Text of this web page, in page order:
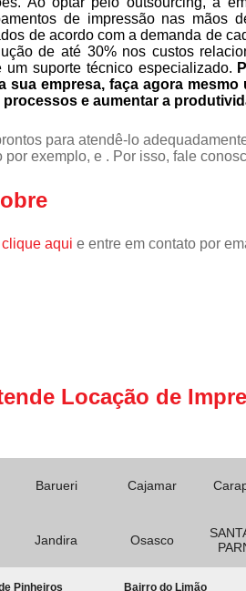
de impressão nas mãos
de acordo com a demanda de
de até 30% nos custos
suporte técnico especializado.
sua empresa, faça agora
e aumentar a
para atendê-lo
exemplo, e . Por isso, fale
clique aqui e entre em contato por
Locação de
Barueri Cajamar
Jandira Osasco
Pinheiros Bairro do Limão